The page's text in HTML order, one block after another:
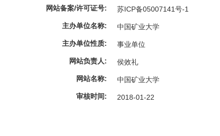
网站备案/许可证号: 苏ICP备05007141号-1
主办单位名称: 中国矿业大学
主办单位性质: 事业单位
网站负责人: 侯效礼
网站名称: 中国矿业大学
审核时间: 2018-01-22